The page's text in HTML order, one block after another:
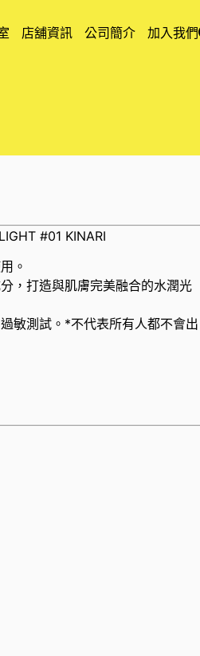
店舖資訊 公司簡介 加入我們
#01 KINARI
。
，打造與肌膚完美融合的水潤光
敏測試。*不代表所有人都不會出